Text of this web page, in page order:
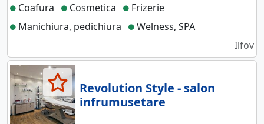
Coafura Cosmetica
Frizerie
Manichiura, pedichiura
Welness, SPA
Ilfov
Revolution Style - salon
infrumusetare